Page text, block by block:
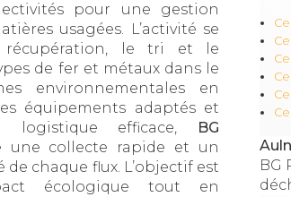
pour une gestion
usagées. L’activité se
récupération, le tri et le
de fer et métaux dans le
environnementales en
équipements adaptés et
logistique efficace,
BG
une collecte rapide et un
chaque flux. L’objectif est
écologique tout en
BG